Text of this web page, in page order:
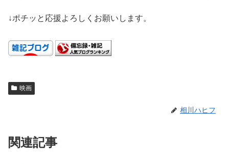
↓ポチッと応援よろしくお願いします。
映画
相川ハヒフ
関連記事